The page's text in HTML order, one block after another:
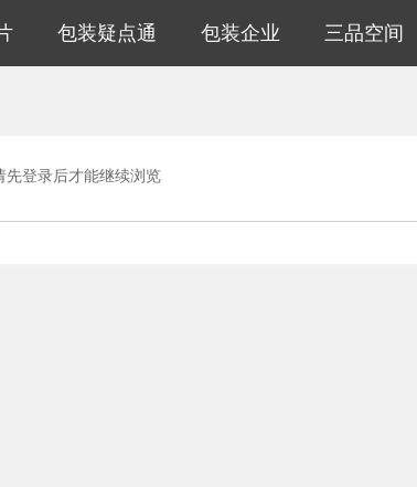
包装疑点通 包装企业 三品空间
先登录后才能继续浏览